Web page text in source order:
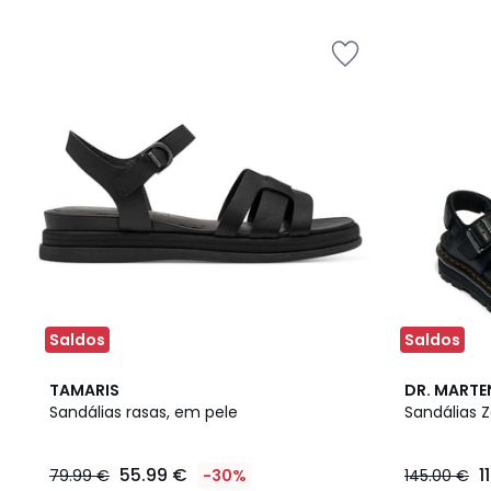
Saldos
TAMARIS
Sandálias rasas, em pele
79.99 € 55.99 € -30%
5
/
Saldos
DR.
Sandálias
145.00 €
5
/